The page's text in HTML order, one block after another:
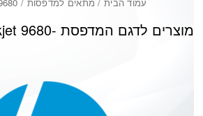
9680מוצרים לדגם המדפסת -